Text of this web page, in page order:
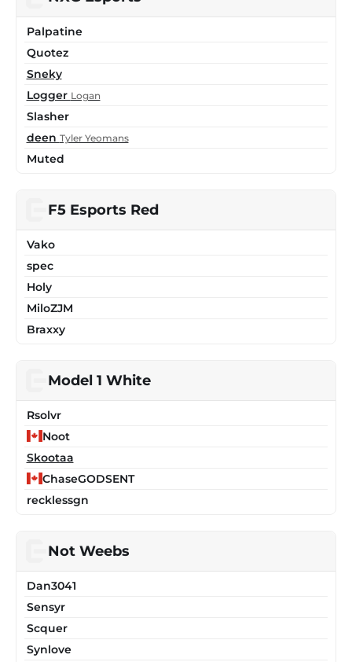
Palpatine
Quotez
Sneky
Logger Logan
Slasher
deen Tyler Yeomans
Muted
F5 Esports Red
Vako
spec
Holy
MiloZJM
Braxxy
Model 1 White
Rsolvr
Noot
Skootaa
ChaseGODSENT
recklessgn
Not Weebs
Dan3041
Sensyr
Scquer
Synlove